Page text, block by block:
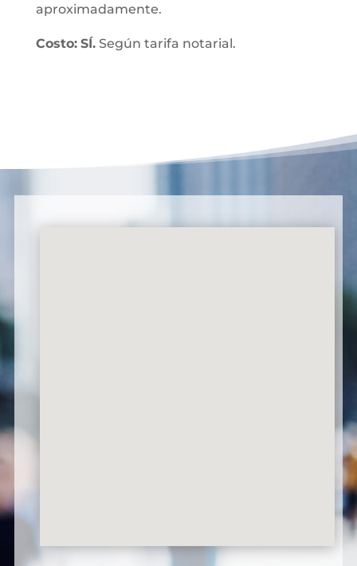
aproximadamente.
Costo: SÍ.Según tarifa notarial.